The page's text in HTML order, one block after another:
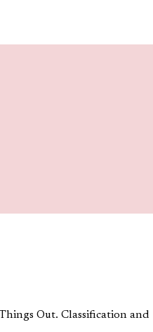
Out. Classification and